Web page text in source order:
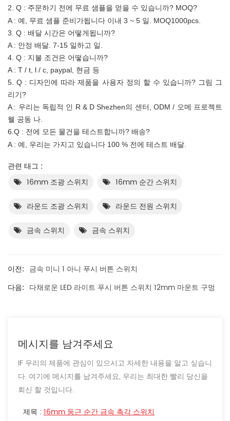
2. Q : 주문하기 전에 무료 샘플을 얻을 수 있습니까? MOQ?
A : 예, 무료 샘플 준비가됩니다 이내 3 ~ 5 일. MOQ1000pcs.
3. Q : 배달 시간은 어떻게됩니까?
A : 안정 배달. 7-15 일하고 일.
4. Q : 지불 조건은 어떻습니까?
A : T / t, l / c, paypal, 현금 등
5. Q : 디자인에 따라 제품을 사용자 정의 할 수 있습니까? 그림 그
리기?
A : 우리는 독립적 인 R & D Shezhen의 센터, ODM / 오메 프로젝트
웰 공동 나.
6.Q : 전에 모든 물건을 테스트합니까? 배송?
A : 예, 우리는 가지고 있습니다 100 % 전에 테스트 배달.
관련 태그 :
16mm 조광 스위치
16mm 순간 스위치
라운드 조광 스위치 라운드 전원 스위치
금속 스위치 금속 스위치
이전: 금속 미니 1 아니 푸시 버튼 스위치
다음: 다채로운 LED 라이트 푸시 버튼 스위치 12mm 마운트 구멍
메시지를 남겨주세요
IF 우리의 제품에 관심이 있으시고 자세한 내용을 알고 싶습니
다. 여기에 메시지를 남겨주세요, 우리는 최대한 빨리 당신을
회신 할 것입니다.
제목 : 16mm 둥근 순간 금속 촉각 스위치